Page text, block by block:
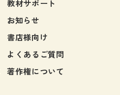
教材サポート
お知らせ
書店様向け
よくあるご質問
著作権について